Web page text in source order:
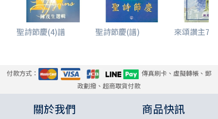
聖詩節慶(4)譜 聖詩節慶(譜) 來頌讚主7/
付款方式：
傳真刷卡、虛擬轉帳、郵
政劃撥、超商取貨付款
關於我們 商品快訊